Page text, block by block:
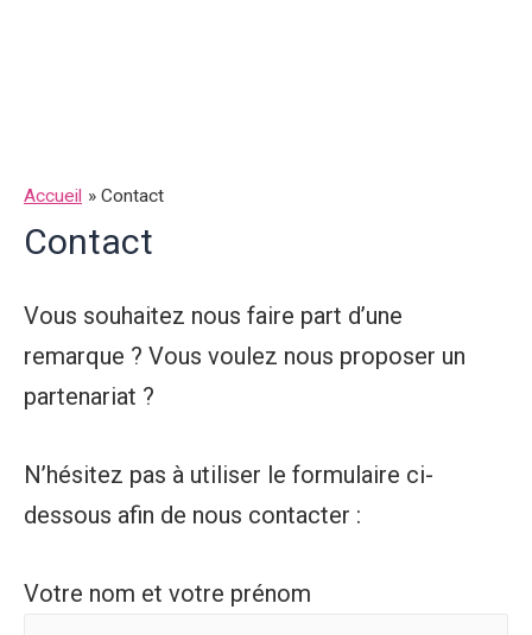
Accueil Contact
Contact
Vous souhaitez nous faire part d’une
remarque ? Vous voulez nous proposer un
partenariat ?
N’hésitez pas à utiliser le formulaire ci-
dessous afin de nous contacter :
Votre nom et votre prénom